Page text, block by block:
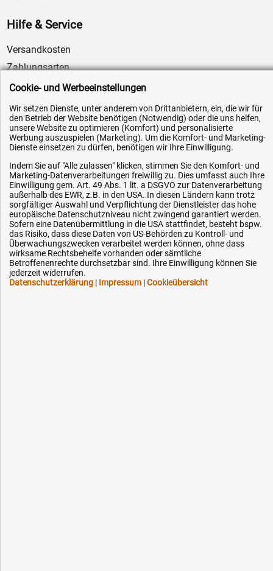
Hilfe & Service
Versandkosten
Zahlungsarten
Service
AGB / Widerrufsrecht
Datenschutz
Impressum
OEM-Ersatzteile
Technik-Hilfe
Downloads
Kontakt
Ihre Hytec-Hydraulik Vorteile
Schneller Versand, meist am selben Tag
Cookie- und Werbeeinstellungen
Wir setzen Dienste, unter anderem von Drittanbietern, ein, die wir für
den Betrieb der Website benötigen (Notwendig) oder die uns helfen,
unsere Website zu optimieren (Komfort) und personalisierte
Werbung auszuspielen (Marketing). Um die Komfort- und Marketing-
Dienste einsetzen zu dürfen, benötigen wir Ihre Einwilligung.
Indem Sie auf "Alle zulassen" klicken, stimmen Sie den Komfort- und
Marketing-Datenverarbeitungen freiwillig zu. Dies umfasst auch Ihre
Einwilligung gem. Art. 49 Abs. 1 lit. a DSGVO zur Datenverarbeitung
außerhalb des EWR, z.B. in den USA. In diesen Ländern kann trotz
sorgfältiger Auswahl und Verpflichtung der Dienstleister das hohe
europäische Datenschutzniveau nicht zwingend garantiert werden.
Sofern eine Datenübermittlung in die USA stattfindet, besteht bspw.
das Risiko, dass diese Daten von US-Behörden zu Kontroll- und
Überwachungszwecken verarbeitet werden können, ohne dass
wirksame Rechtsbehelfe vorhanden oder sämtliche
Betroffenenrechte durchsetzbar sind. Ihre Einwilligung können Sie
jederzeit widerrufen.
Datenschutzerklärung | Impressum |Cookieübersicht